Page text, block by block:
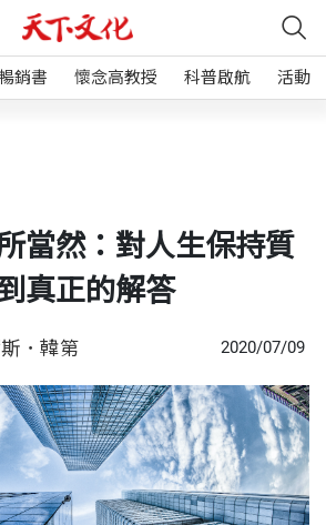
銷書 懷念高教授 科普啟航 活動
當然：對人生保持質
真正的解答
．韓第 2020/07/09